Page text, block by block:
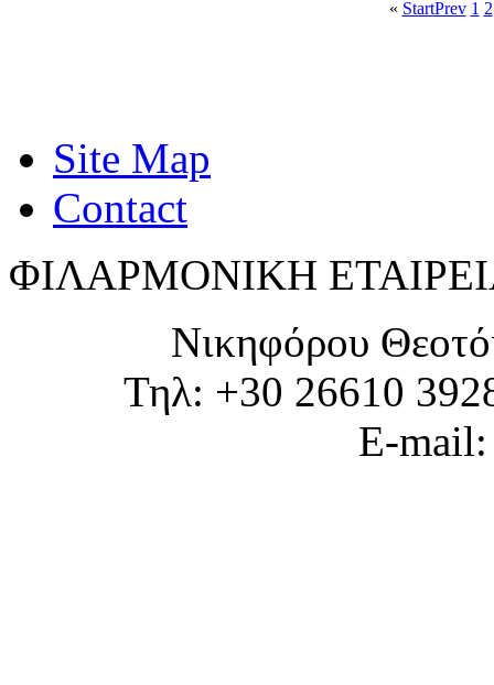
« StartPrev 1 2
Site Map
Contact
ΦΙΛΑΡΜΟΝΙΚΗ
Νικηφόρου
Τηλ: +30 26610
E-